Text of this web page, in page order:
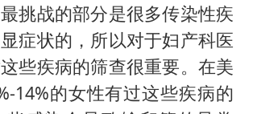
挑战的部分是很多传染性疾
症状的，所以对于妇产科医
些疾病的筛查很重要。在美
14%的女性有过这些疾病的